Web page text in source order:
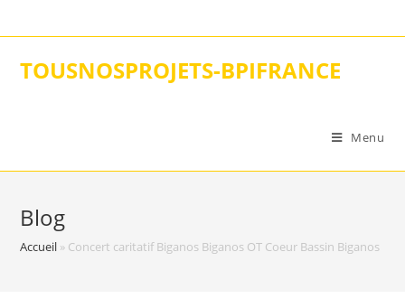
to
TOUSNOSPROJETS-BPIFRANCE
Menu
Blog
Accueil » Concert caritatif Biganos Biganos OT Coeur Bassin Biganos